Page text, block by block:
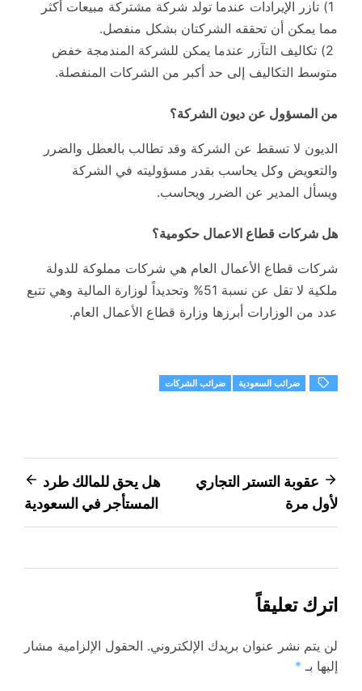
1) تآزر الإيرادات عندما تولد شركة مشتركة مبيعات أكثر
مما يمكن أن تحققه الشركتان بشكل منفصل.
2) تكاليف التآزر عندما يمكن للشركة المندمجة خفض
متوسط التكاليف إلى حد أكبر من الشركات المنفصلة.
من المسؤول عن ديون الشركة؟
الديون لا تسقط عن الشركة وقد تطالب بالعطل والضرر
والتعويض وكل يحاسب بقدر مسؤوليته في الشركة
ويسأل المدير عن الضرر ويحاسب.
هل شركات قطاع الاعمال حكومية؟
شركات قطاع الأعمال العام هي شركات مملوكة للدولة
ملكية لا تقل عن نسبة 51% وتحديداً لوزارة المالية وهي تتبع
عدد من الوزارات أبرزها وزارة قطاع الأعمال العام.
ضرائب السعودية ضرائب الشركات
تصفّح
المقالات
عقوبة التستر التجاري
لأول مرة
هل يحق للمالك طرد
المستأجر في السعودية
اترك تعليقاً
لن يتم نشر عنوان بريدك الإلكتروني. الحقول الإلزامية مشار
إليها بـ *